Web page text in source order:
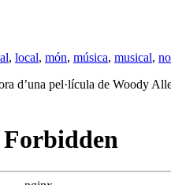
, local, món, música, musical,
d’una pel·lícula de Woody